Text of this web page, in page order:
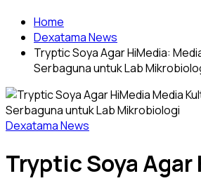
Home
Dexatama News
Tryptic Soya Agar HiMedia:
Serbaguna untuk Lab
Dexatama News
Tryptic Soya Agar